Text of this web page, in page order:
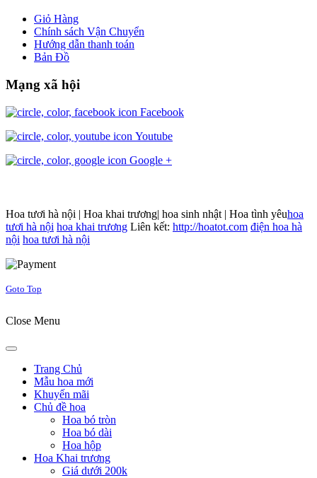
Giỏ Hàng
Chính sách Vận Chuyển
Hướng dẫn thanh toán
Bản Đồ
Mạng xã hội
Facebook
Youtube
Google +
Hoa tươi hà nội | Hoa khai trương| hoa sinh nhật | Hoa tình yêuhoa
tươi hà nội hoa khai trương Liên kết: http://hoatot.com điện hoa hà
nội hoa tươi hà nội
Goto Top
Close Menu
Trang Chủ
Mẫu hoa mới
Khuyến mãi
Chủ đề hoa
Hoa bó tròn
Hoa bó dài
Hoa hộp
Hoa Khai trương
Giá dưới 200k